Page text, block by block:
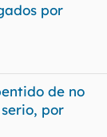
por
de no
por